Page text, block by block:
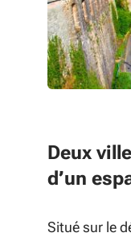
Deux
d’un
Situé sur le